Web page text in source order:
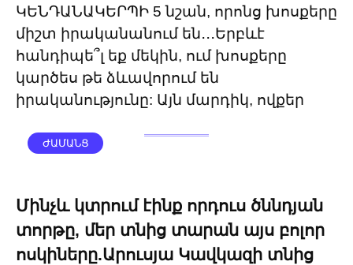
ԿԵՆԴԱՆԱԿԵՐՊԻ 5 նշան, որոնց խոսքերը
միշտ իրականանում են․․․Երբևէ
հանդիպե՞լ եք մեկին, ում խոսքերը
կարծես թե ձևավորում են
իրականությունը: Այն մարդիկ, ովքեր
ԺԱՄԱՆՑ
Մինչև կտրում էինք որդուս ծննդյան
տորթը, մեր տնից տարան այս բոլոր
ոսկիները.Արուսյա Կավկազի տնից